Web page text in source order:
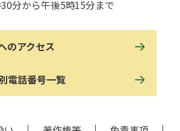
分から午後5時15分まで
のアクセス
電話番号一覧